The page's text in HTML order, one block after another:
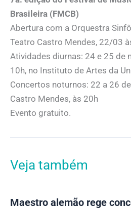
Brasileira (FMCB)
Abertura com a Orquestra
Teatro Castro Mendes, 22/03
Atividades diurnas: 24 e 25 de
10h, no Instituto de Artes da
Concertos noturnos: 22 a 26
Castro Mendes, às 20h
Evento gratuito.
Veja também
Maestro alemão rege